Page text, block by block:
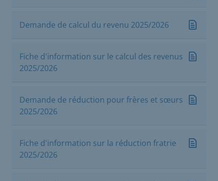
Demande de calcul du revenu 2025/2026
Fiche d'information sur le calcul des revenus
2025/2026
Demande de réduction pour frères et sœurs
2025/2026
Fiche d'information sur la réduction fratrie
2025/2026